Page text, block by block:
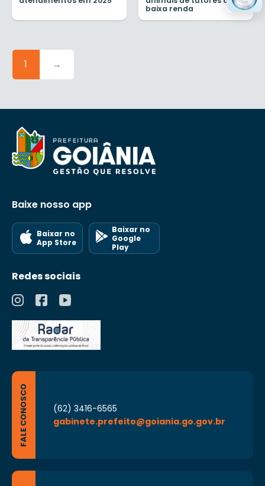
baixa renda
1 →
Baixe nosso app
Baixar no
App Store
Baixar no
Google
Play
Redes sociais
FALE CONOSCO
(62) 3416-6565
gabinete.prefeito@goiania.go.gov.br